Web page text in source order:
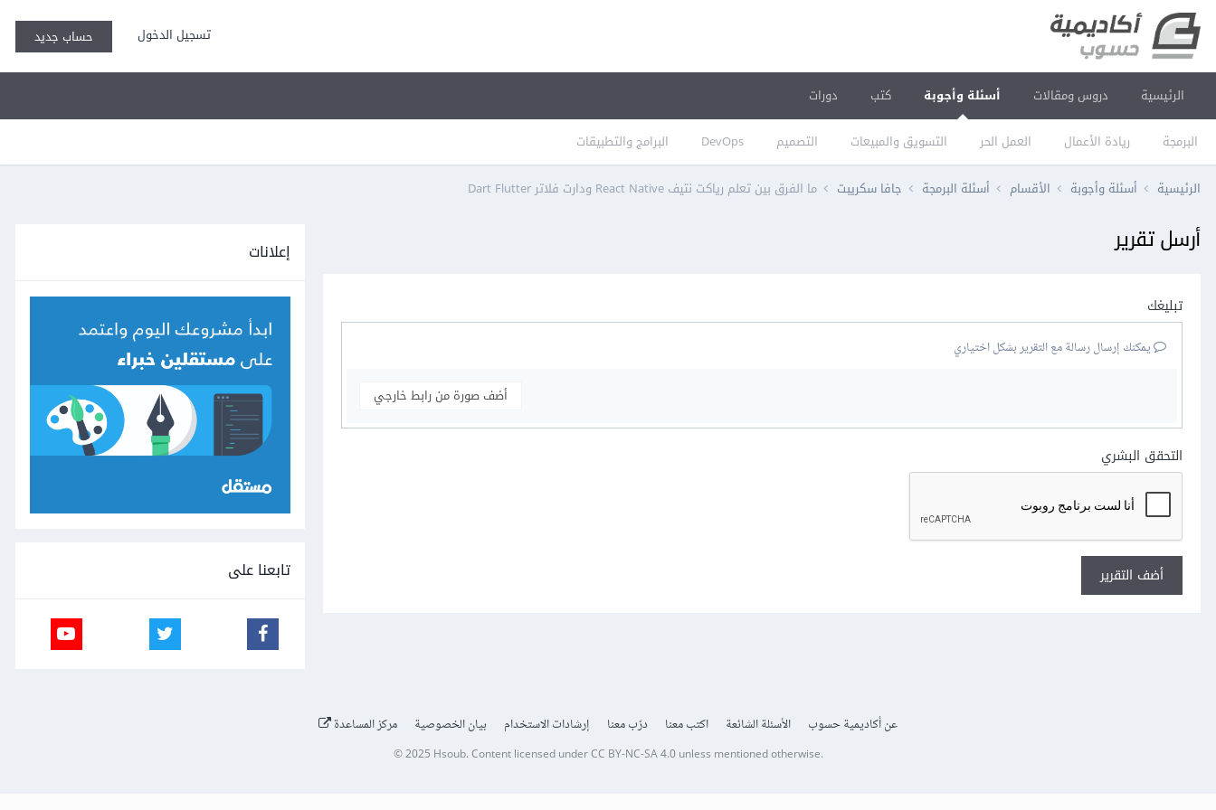
تسجيل الدخول حساب جديد
الرئيسية دروس ومقالات أسئلة وأجوبة
البرمجة ريادة الأعمال العمل الحر التسويق والمبيعات التصميم DevOps البرامج والتطبيقات
كتب دورات
الرئيسية أسئلة وأجوبة الأقسام أسئلة البرمجة جافا سكريبت ما الفرق بين تعلم رياكت نتيف React Native ودارت فلاتر Dart Flutter
أرسل تقرير
تبليغك
يمكنك إرسال رسالة مع التقرير بشكل اختياري
أضف صورة من رابط خارجي
التحقق البشري
أضف التقرير
إعلانات
تابعنا على
عن أكاديمية حسوب الأسئلة الشائعة اكتب معنا درّب معنا إرشادات الاستخدام بيان الخصوصية مركز المساعدة
© 2025 Hsoub.Content licensed underCC BY-NC-SA 4.0unless mentioned otherwise.